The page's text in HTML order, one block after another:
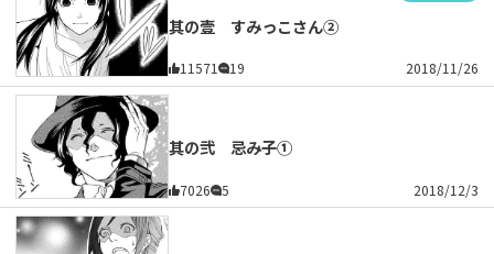
其の壹 すみっこさん②
11571 19 2018/11/26
其の弐 忌み子①
7026 5 2018/12/3